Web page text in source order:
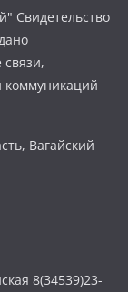
Свидетельство
коммуникаций
Вагайский
8(34539)23-